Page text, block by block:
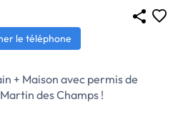
le téléphone
+ Maison avec permis de
des Champs !